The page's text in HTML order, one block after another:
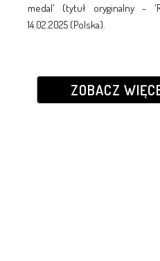
medal' (tytuł oryginalny -
14.02.2025 (Polska).
ZOBACZ